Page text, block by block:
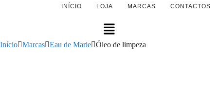
INÍCIO LOJA MARCAS CONTACTOS
Menu
Início Marcas Eau de Marie Óleo de limpeza